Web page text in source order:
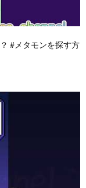
#メタモンを探す方